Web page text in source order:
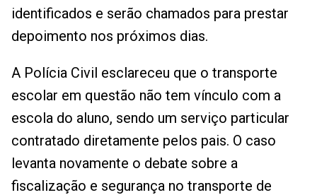
identificados e serão chamados para prestar
depoimento nos próximos dias.
A Polícia Civil esclareceu que o transporte
escolar em questão não tem vínculo com a
escola do aluno, sendo um serviço particular
contratado diretamente pelos pais. O caso
levanta novamente o debate sobre a
fiscalização e segurança no transporte de